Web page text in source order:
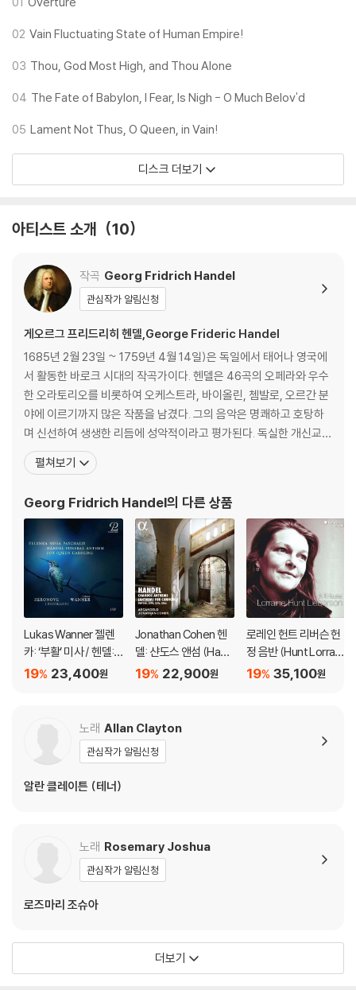
“[Clayton's] characterisation astutely descends from carefre
e charm to self-destructive sneering...sweetly compassionat
e singing from Iestyn Davies...Hulcup is ideally authoritative an
d articulate as the Persian monarch Cyrus...The choir of Les Ar
maginative dramatic narrative choruses”
New York Times 1st January 2014
The Daily Telegraph 10th January 2014
ands as one of the many enlivening features...[Christie's] exp
erienced conducting, coupled with clearly articulated choral si
nging and lively orchestral playing, finds the pulse of the orato
rio’s varied pacing and temperament with a sure, vitalising han
The Times 13th December 2013
“Belshazzar is delivered with ringing zest by Allan Clayton, Ro
semary Joshua and other top Brits, and an orchestra forever o
n the boil”
02 Vain Fluctuating State of Human Empire!
03 Thou, God Most High, and Thou Alone
04 The Fate of Babylon, I Fear, Is Nigh - O Much Belov'd
05 Lament Not Thus, O Queen, in Vain!
디스크 더보기
아티스트 소개 10
작곡 Georg Fridrich Handel
관심작가 알림신청
게오르그 프리드리히 헨델,George Frideric Handel
1685년 2월 23일 ~ 1759년 4월 14일)은 독일에서 태어나 영국에
서 활동한 바로크 시대의 작곡가이다. 헨델은 46곡의 오페라와 우수
한 오라토리오를 비롯하여 오케스트라, 바이올린, 쳄발로, 오르간 분
야에 이르기까지 많은 작품을 남겼다. 그의 음악은 명쾌하고 호탕하
며 신선하여 생생한 리듬에 성악적이라고 평가된다. 독실한 개신교
(루터교) 신자인 헨델의 대표적인 교회음악은 《메시아(Messiah)》
로서 당시 영어 번역 성경인 킹 제임스 성경의 구절에 곡을 붙인 오라
다. 함부르크, 피렌체 등지에서 활동하다 1
펼쳐보기
Georg Fridrich Handel의 다른 상품
Lukas Wanner 젤렌
카: ‘부활’ 미사 / 헨델:
‘캐롤라인 왕비를 위한
Handel: Funeral Ant
hem for Queen Car
oline)
23,400원
19%
Jonathan Cohen 헨
델: 샨도스 앤섬 (Hand
el: Chandos Anthe
22,900원
19%
로레인 헌트 리버슨 헌
정 음반 (Hunt Lorrain
e Lieberson Tribut
35,100원
19%
노래 Allan Clayton
관심작가 알림신청
알란 클레이튼 (테너)
노래 Rosemary Joshua
관심작가 알림신청
로즈마리 조슈아
더보기